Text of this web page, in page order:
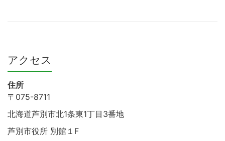
アクセス
住所
〒075-8711
北海道芦別市北1条東1丁目3番地
芦別市役所 別館１F